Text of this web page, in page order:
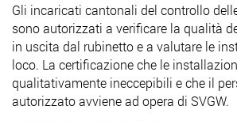
Gli incaricati cantonali del controllo
sono autorizzati a verificare la qualità
in uscita dal rubinetto e a valutare le
loco. La certificazione che le
qualitativamente ineccepibili e che il
autorizzato avviene ad opera di SVGW.